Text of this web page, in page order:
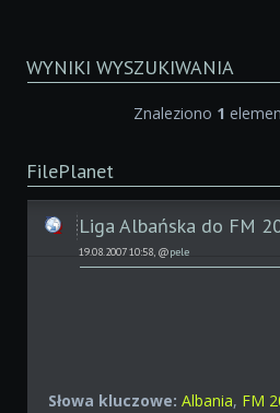
WYNIKI WYSZUKIWANIA
Znaleziono 1
FilePlanet
Liga Albańska do FM
19.08.2007 10:58, @pele
Słowa kluczowe: Albania, FM